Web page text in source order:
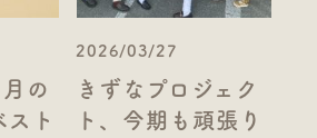
の
ト
2026/03/27
きずなプロジェク
ト、今期も頑張り